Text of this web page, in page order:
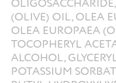
(OLIVE) OIL, OLEA
OLEA EUROPAEA
TOCOPHERYL
ALCOHOL,
POTASSIUM